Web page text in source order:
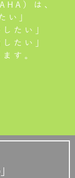
）は、
い」
たい」
たい」
す。